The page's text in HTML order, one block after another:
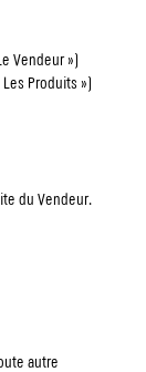
Vendeur »)
Produits »)
du Vendeur.
autre